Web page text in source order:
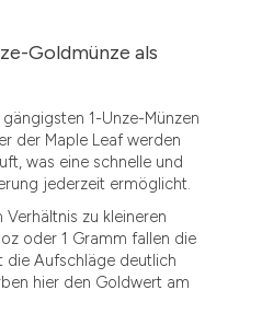
Goldmünze als
gängigsten 1-Unze-Münzen
der Maple Leaf werden
was eine schnelle und
jederzeit ermöglicht.
Verhältnis zu kleineren
oder 1 Gramm fallen die
die Aufschläge deutlich
hier den Goldwert am